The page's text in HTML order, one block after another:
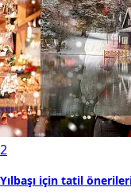
2
Yılbaşı için tatil